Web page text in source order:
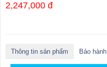
2,247,000 đ
Thông tin sản phẩm Bảo hành